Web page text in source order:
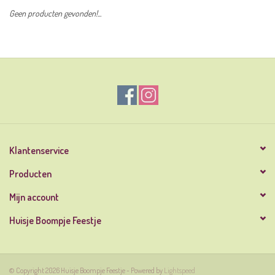
Geen producten gevonden!...
Klantenservice
Producten
Mijn account
Huisje Boompje Feestje
© Copyright 2026 Huisje Boompje Feestje - Powered by Lightspeed